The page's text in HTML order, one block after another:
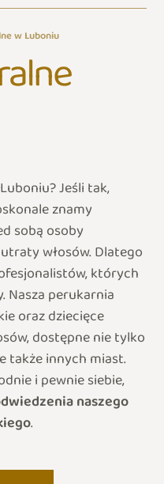
w Luboniu
Jeśli tak,
znamy
sobą osoby
włosów. Dlatego
których
Nasza perukarnia
oraz dziecięce
dostępne nie tylko
także innych miast.
i pewnie siebie,
naszego
.